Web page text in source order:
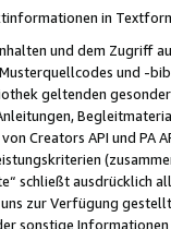
in
und dem Zugriff
Musterquellcodes und
geltenden
Creators API und PA
schließt ausdrücklich
zur Verfügung
sonstige